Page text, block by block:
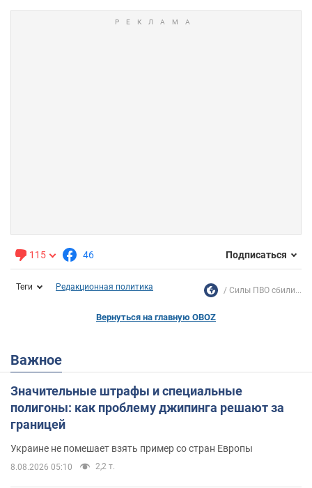
115 46 Подписаться
Теги Редакционная политика Силы ПВО сбили...
Вернуться на главную OBOZ
Важное
Значительные штрафы и специальные
полигоны: как проблему джипинга решают за
границей
Украине не помешает взять пример со стран Европы
8.08.2026 05:10 2,2 т.